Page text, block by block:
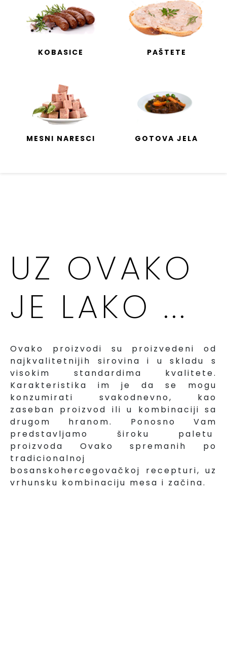
KOBASICE PAŠTETE
MESNI NARESCI GOTOVA JELA
UZ OVAKO
JE LAKO ...
Ovako proizvodi su proizvedeni od
najkvalitetnijih sirovina i u skladu s
visokim standardima kvalitete.
Karakteristika im je da se mogu
konzumirati svakodnevno, kao
zaseban proizvod ili u kombinaciji sa
drugom hranom. Ponosno Vam
predstavljamo široku paletu
proizvoda Ovako spremanih po
tradicionalnoj
bosanskohercegovačkoj recepturi, uz
vrhunsku kombinaciju mesa i začina.